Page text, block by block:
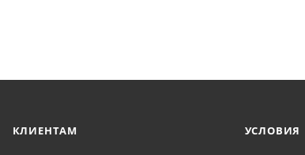
КЛИЕНТАМ УСЛОВИЯ